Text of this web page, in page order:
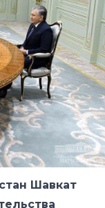
Шавкат